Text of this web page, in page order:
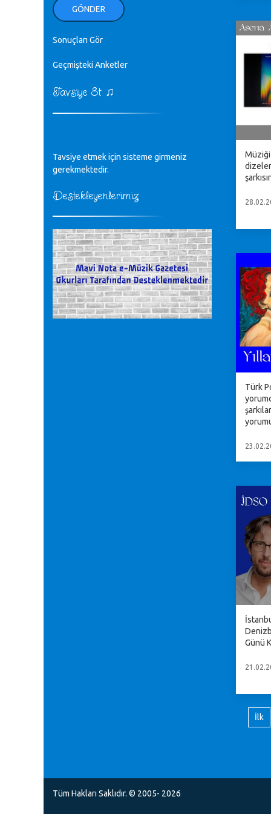
ellerinden benim için öpün.
Kurtuluş Çelebi - 07.01.2023
♪
Mavi Nota - 24.11.2022
♪
Biliyorum Cüneyt bey, yazımda da
♪
sayın müfit bey bilgilerinizi kontrol
edi 6440 sayılı cso kurulrş kanununda
GÖNDER
Sonuçları Gör
Geçmişteki Anketler
Tavsiye Et ♫
Tavsiye etmek için sisteme girmeniz
gerekmektedir.
Destekleyenlerimiz
Türk
Günü
İlk
Tüm Hakları Saklıdır. © 2005- 2026